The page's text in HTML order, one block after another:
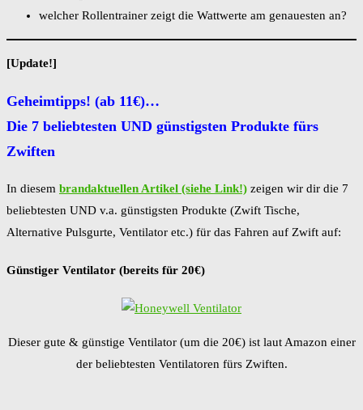
welcher Rollentrainer zeigt die Wattwerte am genauesten an?
[Update!]
Geheimtipps! (ab 11€)…
Die 7 beliebtesten UND günstigsten Produkte fürs
Zwiften
In diesem brandaktuellen Artikel (siehe Link!) zeigen wir dir die 7
beliebtesten UND v.a. günstigsten Produkte (Zwift Tische,
Alternative Pulsgurte, Ventilator etc.) für das Fahren auf Zwift auf:
Günstiger Ventilator (bereits für 20€)
Dieser gute & günstige Ventilator (um die 20€) ist laut Amazon einer
der beliebtesten Ventilatoren fürs Zwiften.